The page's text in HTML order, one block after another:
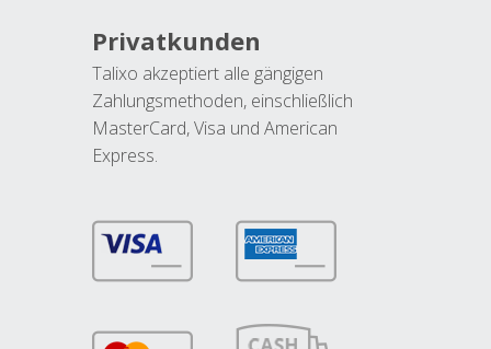
Privatkunden
Talixo akzeptiert alle gängigen
Zahlungsmethoden, einschließlich
MasterCard, Visa und American
Express.